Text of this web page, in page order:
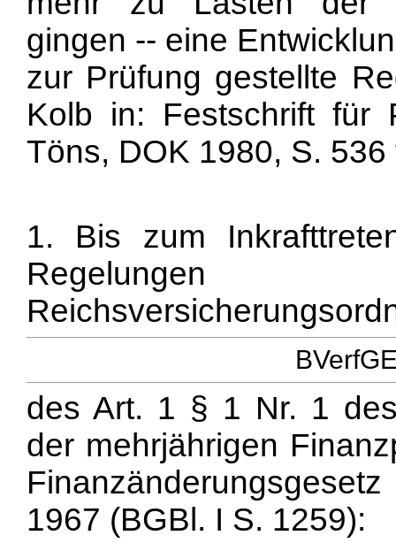
gingen -- eine
zur Prüfung gestellte
Kolb in: Festschrift für
Töns, DOK 1980, S. 536
1. Bis zum
des Art. 1 § 1 Nr. 1
der mehrjährigen
1967 (BGBl. I S. 1259):